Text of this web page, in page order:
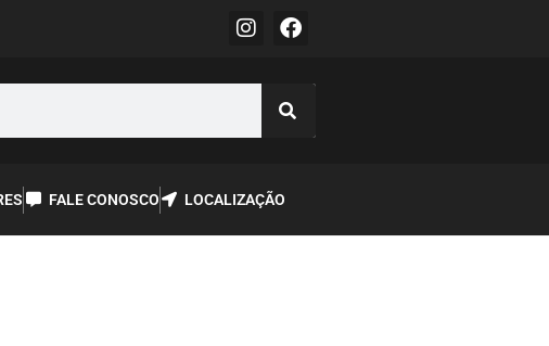
FALE CONOSCO LOCALIZAÇÃO